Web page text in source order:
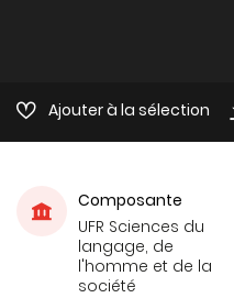
Ajouter à la sélection
Composante
UFR Sciences du
langage, de
l'homme et de la
société